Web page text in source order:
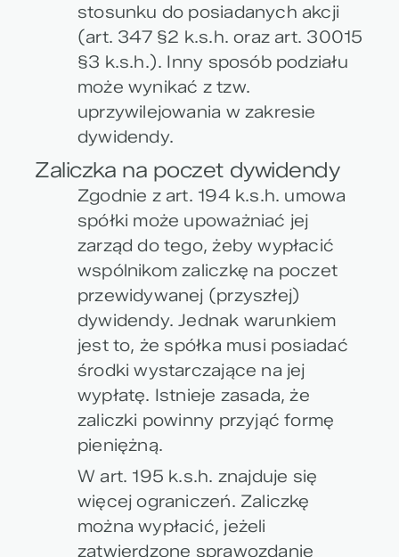
stosunku do posiadanych akcji
(art. 347 §2 k.s.h. oraz art. 30015
§3 k.s.h.). Inny sposób podziału
może wynikać z tzw.
uprzywilejowania w zakresie
dywidendy.
Zaliczka na poczet dywidendy
Zgodnie z art. 194 k.s.h. umowa
spółki może upoważniać jej
zarząd do tego, żeby wypłacić
wspólnikom zaliczkę na poczet
przewidywanej (przyszłej)
dywidendy. Jednak warunkiem
jest to, że spółka musi posiadać
środki wystarczające na jej
wypłatę. Istnieje zasada, że
zaliczki powinny przyjąć formę
pieniężną.
W art. 195 k.s.h. znajduje się
więcej ograniczeń. Zaliczkę
można wypłacić, jeżeli
zatwierdzone sprawozdanie